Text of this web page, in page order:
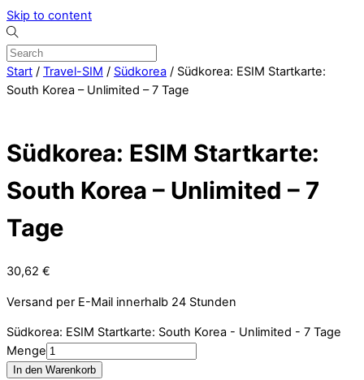
Skip to content
Start / Travel-SIM / Südkorea / Südkorea: ESIM Startkarte:
South Korea – Unlimited – 7 Tage
Südkorea: ESIM Startkarte:
South Korea – Unlimited – 7
Tage
30,62 €
Versand per E-Mail innerhalb 24 Stunden
Südkorea: ESIM Startkarte: South Korea - Unlimited - 7 Tage
Menge
In den Warenkorb